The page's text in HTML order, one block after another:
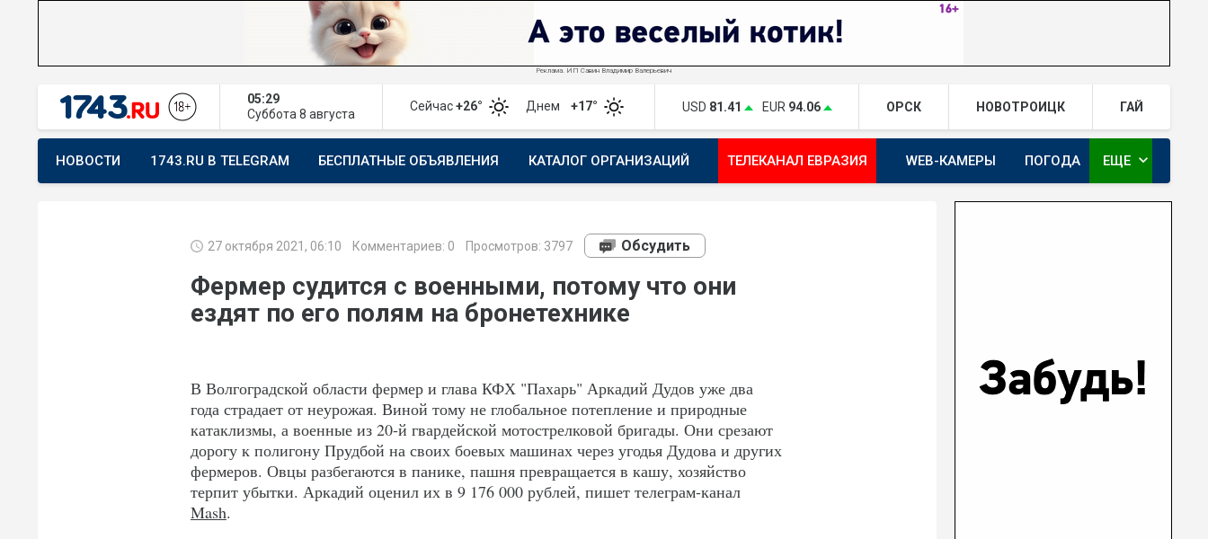
Реклама. ИП Савин Владимир Валерьевич
05:29
Суббота 8 августа
Сейчас+26° Днем +17° USD 81.41 EUR 94.06 ОРСК НОВОТРОИЦК ГАЙ
НОВОСТИ 1743.RU В TELEGRAM БЕСПЛАТНЫЕ ОБЪЯВЛЕНИЯ КАТАЛОГ ОРГАНИЗАЦИЙ ТЕЛЕКАНАЛ ЕВРАЗИЯ WEB-КАМЕРЫ ПОГОДА
ОРЕНБУРГ - ГЕРОИ РЯДОМ С НАМИ
ЕЩЕ expand_more
27 октября 2021, 06:10 Комментариев: 0 Просмотров: 3797 Обсудить
Фермер судится с военными, потому что они
ездят по его полям на бронетехнике
В Волгоградской области фермер и глава КФХ "Пахарь" Аркадий Дудов уже два
года страдает от неурожая. Виной тому не глобальное потепление и природные
катаклизмы, а военные из 20-й гвардейской мотострелковой бригады. Они срезают
дорогу к полигону Прудбой на своих боевых машинах через угодья Дудова и других
фермеров. Овцы разбегаются в панике, пашня превращается в кашу, хозяйство
терпит убытки. Аркадий оценил их в 9 176 000 рублей, пишет телеграм-канал
Mash.